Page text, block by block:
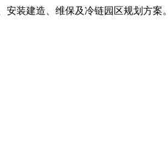
装建造、维保及冷链园区规划方案。